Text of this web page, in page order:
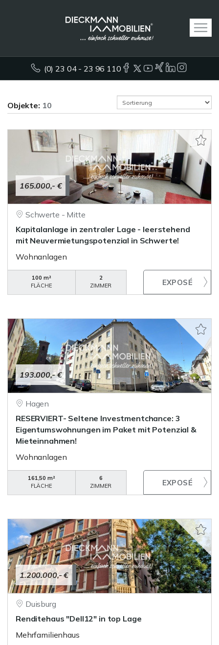
(0) 23 04 - 23 96 110
Objekte: 10
165.000,- €
Schwerte - Mitte
Kapitalanlage in zentraler Lage - leerstehend
mit Neuvermietungspotenzial in Schwerte!
Wohnanlagen
100 m²
FLÄCHE
2
ZIMMER
193.000,- €
Hagen
RESERVIERT- Seltene Investmentchance: 3
Eigentumswohnungen im Paket mit Potenzial &
Mieteinnahmen!
Wohnanlagen
161,50 m²
FLÄCHE
6
ZIMMER
1.200.000,- €
Duisburg
Renditehaus "Dell12" in top Lage
Mehrfamilienhaus